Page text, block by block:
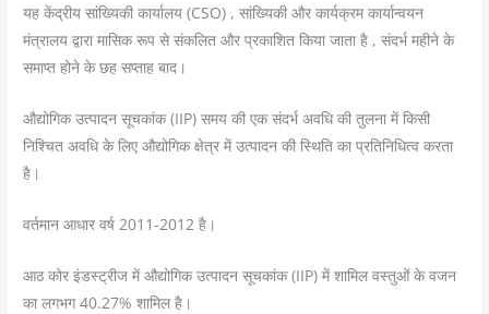
यह केंद्रीय सांख्यिकी कार्यालय (CSO) , सांख्यिकी और कार्यक्रम कार्यान्वयन
मंत्रालय द्वारा मासिक रूप से संकलित और प्रकाशित किया जाता है , संदर्भ महीने के
समाप्त होने के छह सप्ताह बाद।
औद्योगिक उत्पादन सूचकांक (IIP) समय की एक संदर्भ अवधि की तुलना में किसी
निश्चित अवधि के लिए औद्योगिक क्षेत्र में उत्पादन की स्थिति का प्रतिनिधित्व करता
है।
वर्तमान आधार वर्ष 2011-2012 है।
आठ कोर इंडस्ट्रीज में औद्योगिक उत्पादन सूचकांक (IIP) में शामिल वस्तुओं के वजन
का लगभग 40.27% शामिल है।